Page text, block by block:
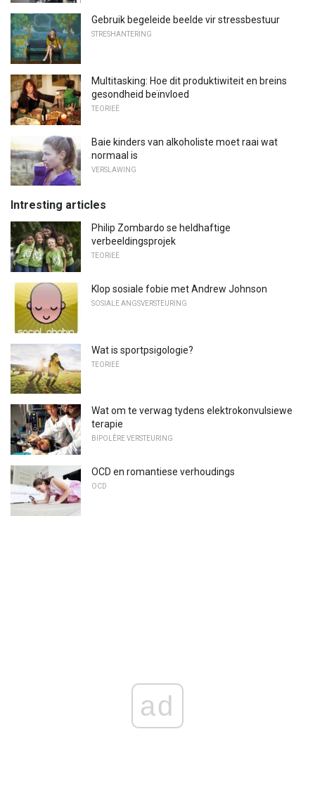
Gebruik begeleide beelde vir stressbestuur
STRESHANTERING
Multitasking: Hoe dit produktiwiteit en breins
gesondheid beïnvloed
TEORIEË
Baie kinders van alkoholiste moet raai wat
normaal is
VERSLAWING
Intresting articles
Philip Zombardo se heldhaftige
verbeeldingsprojek
TEORIEË
Klop sosiale fobie met Andrew Johnson
SOSIALE ANGSVERSTEURING
Wat is sportpsigologie?
TEORIEË
Wat om te verwag tydens elektrokonvulsiewe
terapie
BIPOLÊRE VERSTEURING
OCD en romantiese verhoudings
OCD
ad